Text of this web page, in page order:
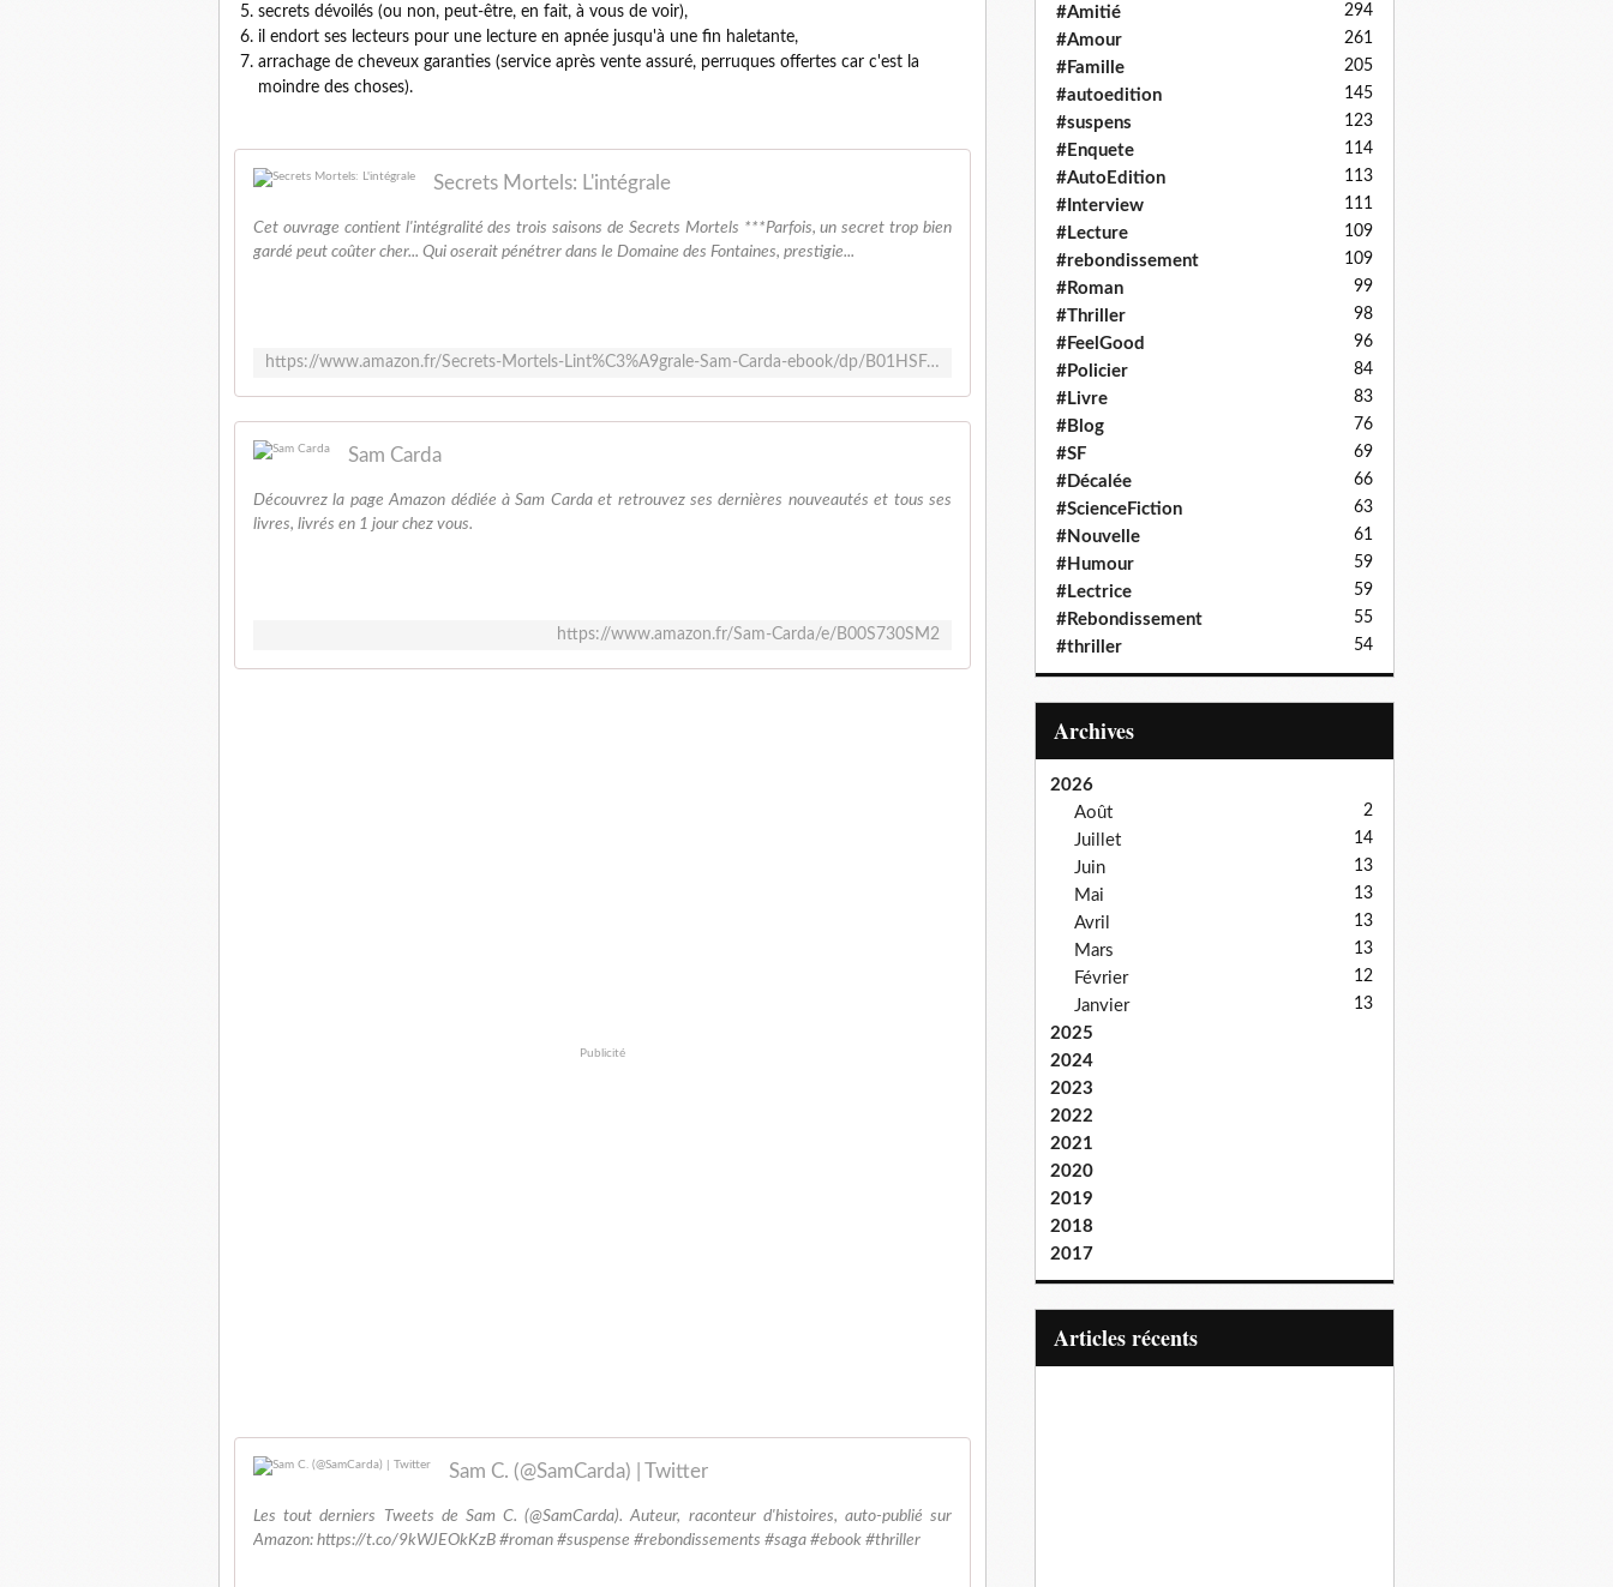
secrets dévoilés (ou non, peut-être, en fait, à vous de voir),
il endort ses lecteurs pour une lecture en apnée jusqu'à une fin haletante,
arrachage de cheveux garanties (service après vente assuré, perruques offertes car c'est la
moindre des choses).
Secrets Mortels: L'intégrale
Cet ouvrage contient l'intégralité des trois saisons de Secrets Mortels ***Parfois, un secret trop bien
gardé peut coûter cher... Qui oserait pénétrer dans le Domaine des Fontaines, prestigie...
https://www.amazon.fr/Secrets-Mortels-Lint%C3%A9grale-Sam-Carda-ebook/dp/B01HSFAHQG
Sam Carda
Découvrez la page Amazon dédiée à Sam Carda et retrouvez ses dernières nouveautés et tous ses
livres, livrés en 1 jour chez vous.
https://www.amazon.fr/Sam-Carda/e/B00S730SM2
Publicité
Sam C. (@SamCarda) | Twitter
Les tout derniers Tweets de Sam C. (@SamCarda). Auteur, raconteur d'histoires, auto-publié sur
Amazon: https://t.co/9kWJEOkKzB #roman #suspense #rebondissements #saga #ebook #thriller
#Amitié 294
#Amour 261
#Famille 205
#autoedition 145
#suspens 123
#Enquete 114
#AutoEdition 113
#Interview 111
#Lecture 109
#rebondissement 109
#Roman 99
#Thriller 98
#FeelGood 96
#Policier 84
#Livre 83
#Blog 76
#SF 69
#Décalée 66
#ScienceFiction 63
#Nouvelle 61
#Humour 59
#Lectrice 59
#Rebondissement 55
#thriller 54
Archives
2026
Août
2
Juillet 14
Juin 13
Mai 13
Avril 13
Mars 13
Février 12
Janvier 13
2025
2024
2023
2022
2021
2020
2019
2018
2017
articles récents